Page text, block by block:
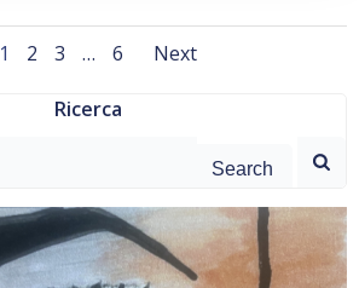
Posts
navigation
Page
1 Page
2 Page
3 … Page
6
Posts
Next
Ricerca